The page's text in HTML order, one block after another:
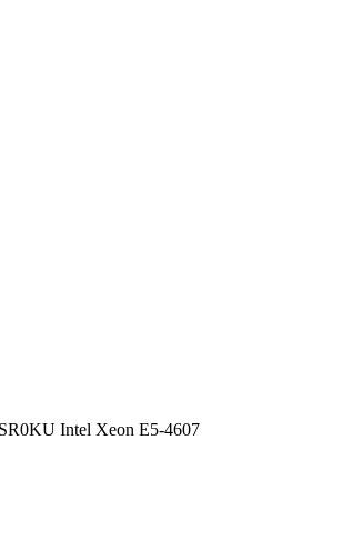
Intel Xeon E5-4607